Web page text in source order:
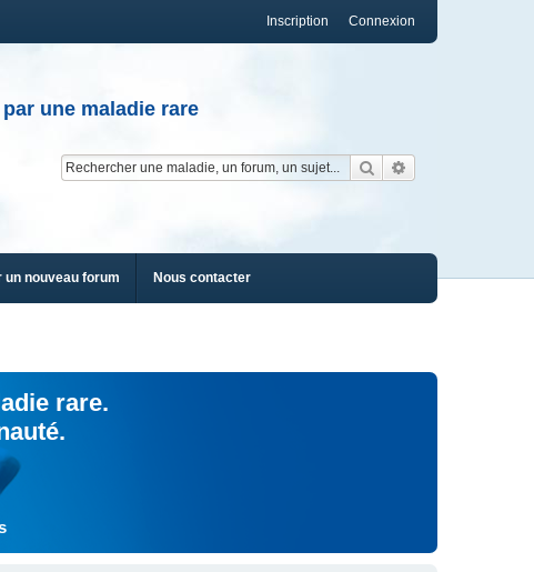
Connexion
Inscription
une maladie rare
Rechercher
un nouveau forum Nous contacter
rare.